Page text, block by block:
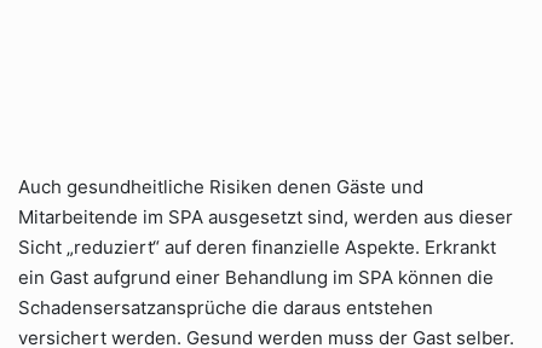
Auch gesundheitliche Risiken denen Gäste und
Mitarbeitende im SPA ausgesetzt sind, werden aus dieser
Sicht „reduziert“ auf deren finanzielle Aspekte. Erkrankt
ein Gast aufgrund einer Behandlung im SPA können die
Schadensersatzansprüche die daraus entstehen
versichert werden. Gesund werden muss der Gast selber.